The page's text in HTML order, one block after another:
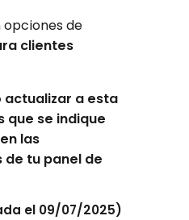
opciones de
clientes
actualizar a esta
que se indique
las
tu panel de
el 09/07/2025)